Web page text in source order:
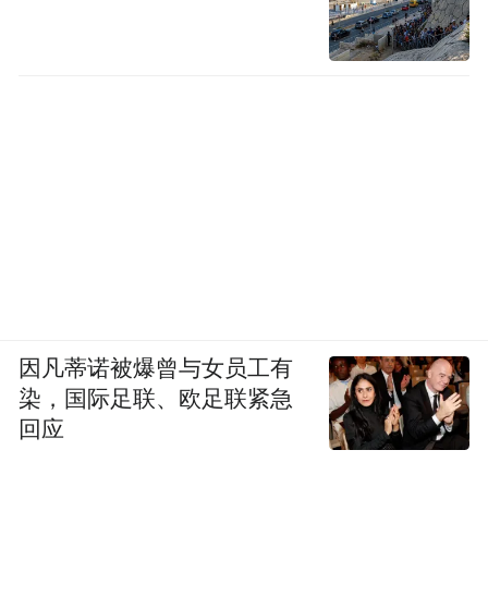
因凡蒂诺被爆曾与女员工有
染，国际足联、欧足联紧急
回应